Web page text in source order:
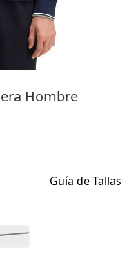
Hombre
Guía de Tallas